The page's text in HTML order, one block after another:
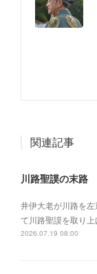
関連記事
川路聖謨の末路
井伊大老が川路を
て川路聖謨を取り
2026.07.19 08:00